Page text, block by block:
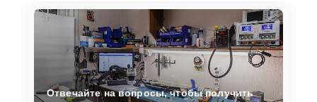
Отвечайте на вопросы, чтобы получить